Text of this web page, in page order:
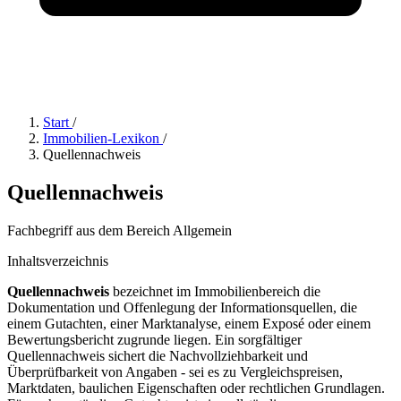
Start /
Immobilien-Lexikon /
Quellennachweis
Quellennachweis
Fachbegriff aus dem Bereich Allgemein
Inhaltsverzeichnis
Quellennachweis bezeichnet im Immobilienbereich die
Dokumentation und Offenlegung der Informationsquellen, die
einem Gutachten, einer Marktanalyse, einem Exposé oder einem
Bewertungsbericht zugrunde liegen. Ein sorgfältiger
Quellennachweis sichert die Nachvollziehbarkeit und
Überprüfbarkeit von Angaben - sei es zu Vergleichspreisen,
Marktdaten, baulichen Eigenschaften oder rechtlichen Grundlagen.